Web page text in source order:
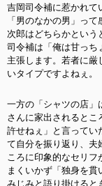
吉岡司令補に惹かれて
「男のなかの男」っ
次郎はどちらかという
司令補は「俺は甘っち
主張します。若者に厳
いタイプですよねぇ。
一方の「シャツの店」
さんに家出されるとこ
許せねぇ」と言ってい
て自分を振り返り、夫
ころに印象的なセリフ
まくいかず「独身を貫
みじみと語り掛けると